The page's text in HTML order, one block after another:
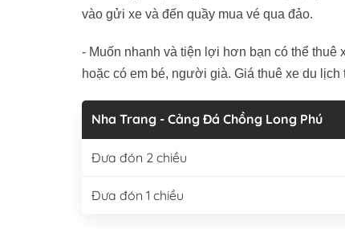
vào gửi xe và đến quầy mua vé qua đảo.
- Muốn nhanh và tiện lợi hơn bạn có thể thuê
hoặc có em bé, người già. Giá thuê xe du lịch
Nha Trang - Cảng Đá Chồng Long Phú
Đưa đón 2 chiều
Đưa đón 1 chiều